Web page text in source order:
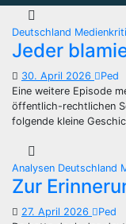
Deutschland
Jeder
30. April 2026
Ped
Eine weitere Episode
öffentlich-rechtlichen
folgende kleine
Analysen Deutschland
Zur
27. April 2026
Ped